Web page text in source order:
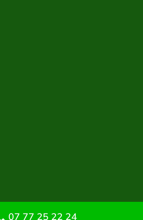
07 77 25 22 24